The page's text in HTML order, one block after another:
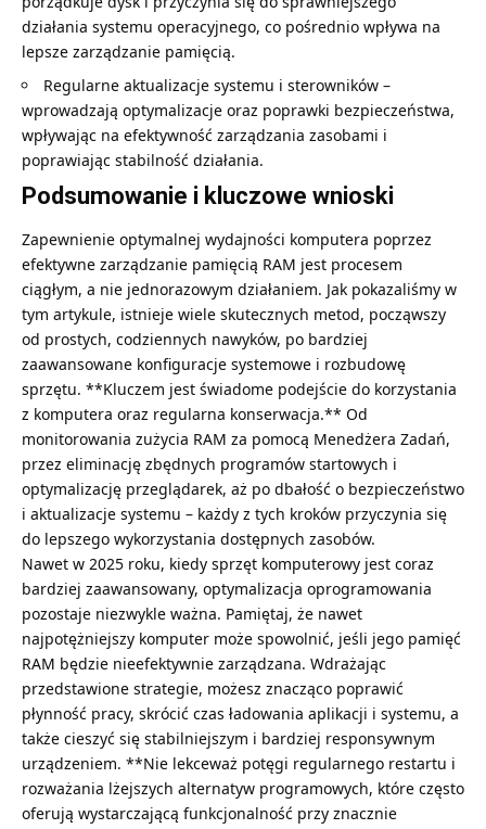
działania systemu operacyjnego, co pośrednio wpływa na
lepsze zarządzanie pamięcią.
Regularne aktualizacje systemu i sterowników –
wprowadzają optymalizacje oraz poprawki bezpieczeństwa,
wpływając na efektywność zarządzania zasobami i
poprawiając stabilność działania.
Podsumowanie i kluczowe wnioski
Zapewnienie optymalnej wydajności komputera poprzez
efektywne zarządzanie pamięcią RAM jest procesem
ciągłym, a nie jednorazowym działaniem. Jak pokazaliśmy w
tym artykule, istnieje wiele skutecznych metod, począwszy
od prostych, codziennych nawyków, po bardziej
zaawansowane konfiguracje systemowe i rozbudowę
sprzętu. **Kluczem jest świadome podejście do korzystania
z komputera oraz regularna konserwacja.** Od
monitorowania zużycia RAM za pomocą Menedżera Zadań,
przez eliminację zbędnych programów startowych i
optymalizację przeglądarek, aż po dbałość o bezpieczeństwo
i aktualizacje systemu – każdy z tych kroków przyczynia się
do lepszego wykorzystania dostępnych zasobów.
Nawet w 2025 roku, kiedy sprzęt komputerowy jest coraz
bardziej zaawansowany, optymalizacja oprogramowania
pozostaje niezwykle ważna. Pamiętaj, że nawet
najpotężniejszy komputer może spowolnić, jeśli jego pamięć
RAM będzie nieefektywnie zarządzana. Wdrażając
przedstawione strategie, możesz znacząco poprawić
płynność pracy, skrócić czas ładowania aplikacji i systemu, a
także cieszyć się stabilniejszym i bardziej responsywnym
urządzeniem. **Nie lekceważ potęgi regularnego restartu i
rozważania lżejszych alternatyw programowych, które często
oferują wystarczającą funkcjonalność przy znacznie